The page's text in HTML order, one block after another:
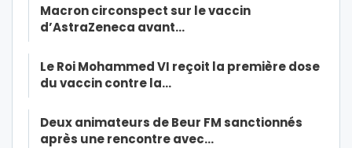
Macron circonspect sur le vaccin
d’AstraZeneca avant…
Le Roi Mohammed VI reçoit la première dose
du vaccin contre la…
Deux animateurs de Beur FM sanctionnés
après une rencontre avec…